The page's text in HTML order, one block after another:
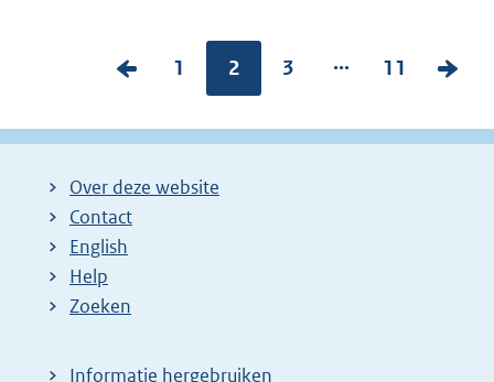
V
r
g
e
a
P
g
n
1 Pagina:
2
P
g
3 ...
P
g
11
V
l
Over deze website
Contact
English
Help
Zoeken
Informatie hergebruiken